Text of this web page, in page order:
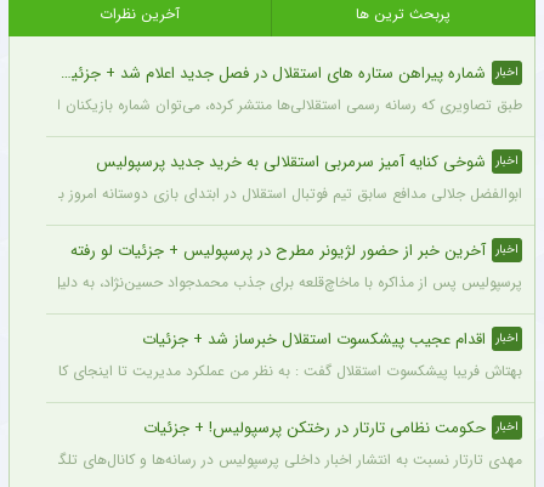
پربحث ترین ها
آخرین نظرات
اخبار شماره پیراهن ستاره های استقلال در فصل جدید اعلام شد + جزئیات
طبق تصاویری که رسانه رسمی استقلالی‌ها منتشر کرده، می‌توان شماره بازیکنان این
اخبار شوخی کنایه آمیز سرمربی استقلالی به خرید جدید پرسپولیس
ابوالفضل جلالی مدافع سابق تیم فوتبال استقلال در ابتدای بازی دوستانه امروز با
اخبار آخرین خبر از حضور لژیونر مطرح در پرسپولیس + جزئیات لو رفته
پرسپولیس پس از مذاکره با ماخاچ‌قلعه برای جذب محمدجواد حسین‌نژاد، به دلیل رقم
اخبار اقدام عجیب پیشکسوت استقلال خبرساز شد + جزئیات
بهتاش فریبا پیشکسوت استقلال گفت : به نظر من عملکرد مدیریت تا اینجای کار قابل
اخبار حکومت نظامی تارتار در رختکن پرسپولیس! + جزئیات
مهدی تارتار نسبت به انتشار اخبار داخلی پرسپولیس در رسانه‌ها و کانال‌های تلگرامی